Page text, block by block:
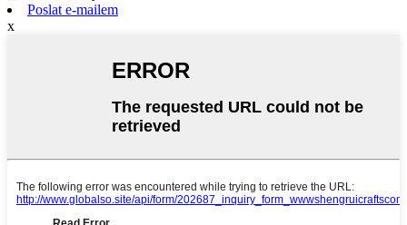
Poslat e-mailem
x